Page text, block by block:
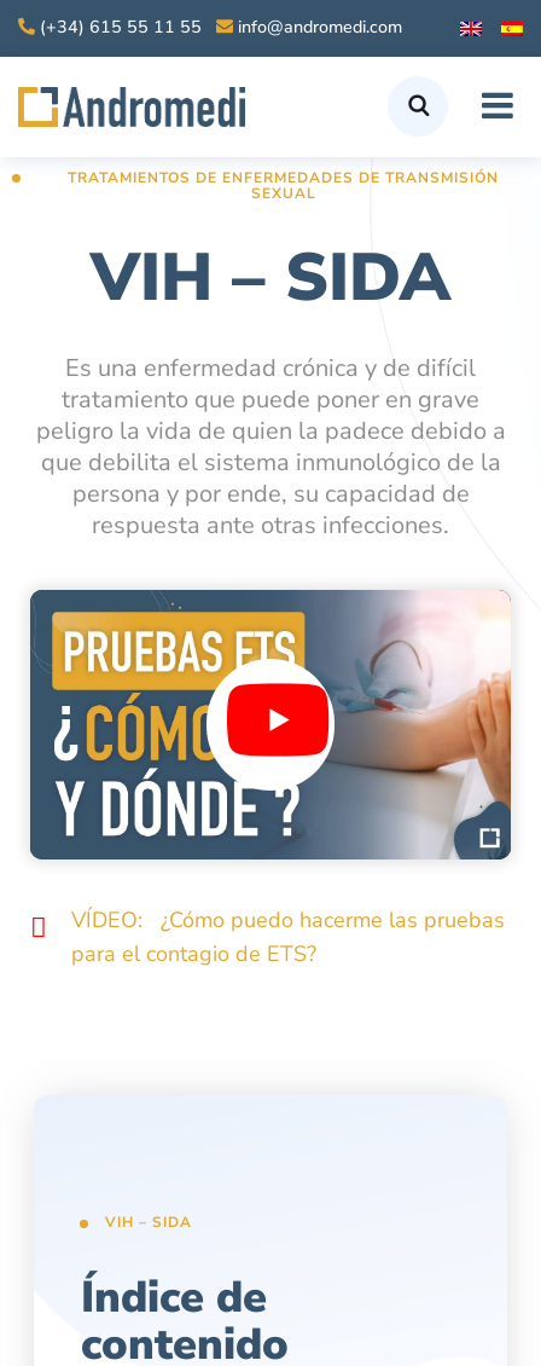
(+34) 615 55 11 55 info@andromedi.com
TRATAMIENTOS DE ENFERMEDADES DE TRANSMISIÓN
SEXUAL
VIH – SIDA
Es una enfermedad crónica y de difícil
tratamiento que puede poner en grave
peligro la vida de quien la padece debido a
que debilita el sistema inmunológico de la
persona y por ende, su capacidad de
respuesta ante otras infecciones.
VÍDEO: ¿Cómo puedo hacerme las pruebas
para el contagio de ETS?
VIH – SIDA
Índice de
contenido